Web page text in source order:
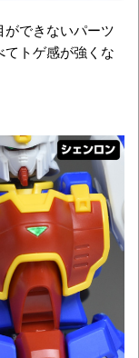
ができないパーツ
トゲ感が強くな